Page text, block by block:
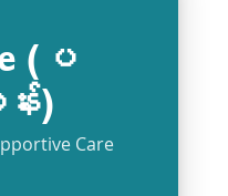
(ပ
)
Care